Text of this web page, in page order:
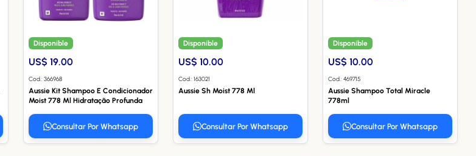
Disponible
US$ 19.00
Cod.: 366968
Aussie Kit Shampoo E Condicionador
Moist 778 Ml Hidratação Profunda
Consultar Por Whatsapp
Disponible
US$ 10.00
Cod.: 163021
Aussie Sh Moist 778 Ml
Consultar Por Whatsapp
Disponible
US$ 10.00
Cod.: 469715
Aussie Shampoo Total Miracle
778ml
Consultar Por Whatsapp